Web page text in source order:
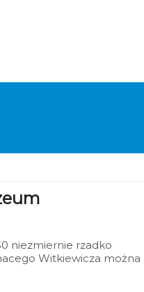
niezmiernie rzadko
Witkiewicza można